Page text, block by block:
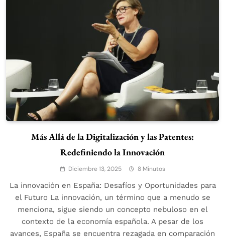
Más Allá de la Digitalización y las Patentes:
Redefiniendo la Innovación
Diciembre 13, 2025 8 Minutos
La innovación en España: Desafíos y Oportunidades para
el Futuro La innovación, un término que a menudo se
menciona, sigue siendo un concepto nebuloso en el
contexto de la economía española. A pesar de los
avances, España se encuentra rezagada en comparación